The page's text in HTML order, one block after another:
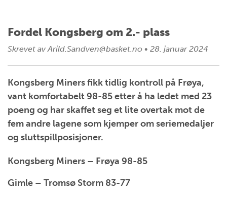
Fordel Kongsberg om 2.- plass
Skrevet av Arild.Sandven@basket.no • 28. januar 2024
Kongsberg Miners fikk tidlig kontroll på Frøya,
vant komfortabelt 98-85 etter å ha ledet med 23
poeng og har skaffet seg et lite overtak mot de
fem andre lagene som kjemper om seriemedaljer
og sluttspillposisjoner.
Kongsberg Miners – Frøya 98-85
Gimle – Tromsø Storm 83-77